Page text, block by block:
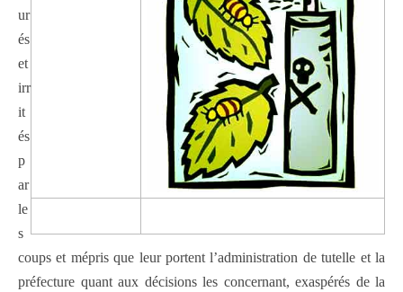
ur
és
et
irr
it
és
p
ar
le
s
coups et mépris que leur portent l’administration de tutelle et la
préfecture quant aux décisions les concernant, exaspérés de la